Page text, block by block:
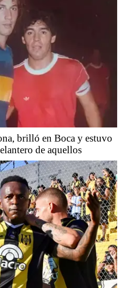
brilló en Boca y estuvo
de aquellos